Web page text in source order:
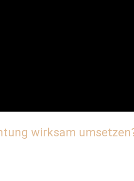
wirksam